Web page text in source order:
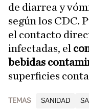
de diarrea y
según los CDC.
el contacto
infectadas, el
bebidas
superficies
TEMAS SANIDAD